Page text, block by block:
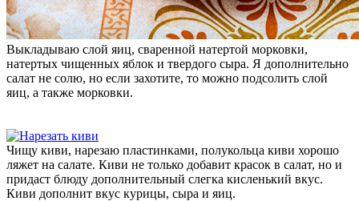
Выкладываю слой яиц, сваренной натертой морковки,
натертых чищенных яблок и твердого сыра. Я дополнительно
салат не солю, но если захотите, то можно подсолить слой
яиц, а также морковки.
Чищу киви, нарезаю пластинками, полукольца киви хорошо
ляжет на салате. Киви не только добавит красок в салат, но и
придаст блюду дополнительный слегка кисленький вкус.
Киви дополнит вкус курицы, сыра и яиц.